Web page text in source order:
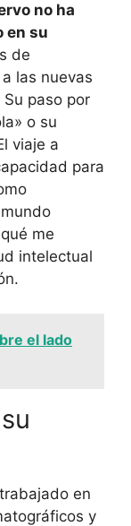
no ha
en su
de
las nuevas
paso por
o su
viaje a
para
me
intelectual
el lado
en
y